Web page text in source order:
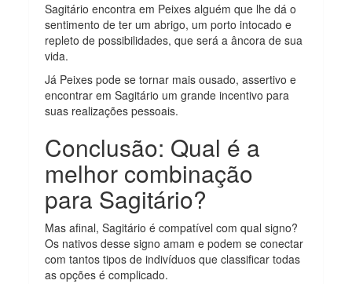
Sagitário encontra em Peixes alguém que lhe dá o
sentimento de ter um abrigo, um porto intocado e
repleto de possibilidades, que será a âncora de sua
vida.
Já Peixes pode se tornar mais ousado, assertivo e
encontrar em Sagitário um grande incentivo para
suas realizações pessoais.
Conclusão: Qual é a
melhor combinação
para Sagitário?
Mas afinal,Sagitário é compatível com qual signo?
Os nativos desse signo amam e podem se conectar
com tantos tipos de indivíduos que classificar todas
as opções é complicado.